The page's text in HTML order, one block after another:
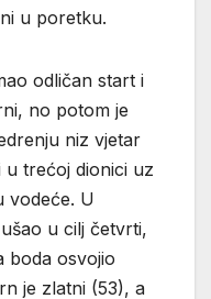
u poretku.
odličan start i
no potom je
niz vjetar
trećoj dionici uz
vodeće. U
u cilj četvrti,
boda osvojio
je zlatni (53), a